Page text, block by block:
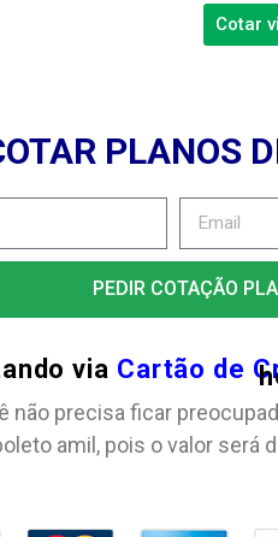
Cotar
PLANOS
PEDIR COTAÇÃO
via Cartão de
não precisa ficar
amil, pois o valor será